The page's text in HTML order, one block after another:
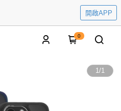
開啟APP
0
1/1